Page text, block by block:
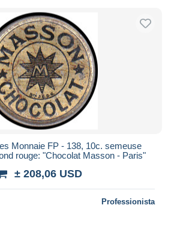
Monnaie FP - 138, 10c. semeuse
rouge: "Chocolat Masson - Paris"
± 208,06 USD
Professionista